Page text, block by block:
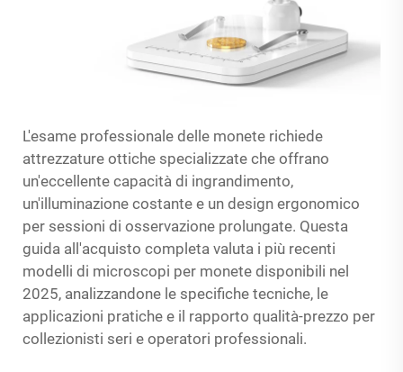
L'esame professionale delle monete richiede
attrezzature ottiche specializzate che offrano
un'eccellente capacità di ingrandimento,
un'illuminazione costante e un design ergonomico
per sessioni di osservazione prolungate. Questa
guida all'acquisto completa valuta i più recenti
modelli di microscopi per monete disponibili nel
2025, analizzandone le specifiche tecniche, le
applicazioni pratiche e il rapporto qualità-prezzo per
collezionisti seri e operatori professionali.